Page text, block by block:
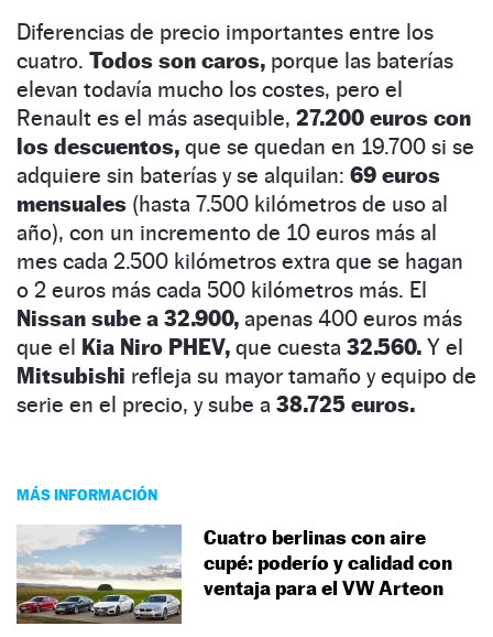
Diferencias de precio importantes entre los
cuatro. Todos son caros, porque las baterías
elevan todavía mucho los costes, pero el
Renault es el más asequible, 27.200 euros con
los descuentos, que se quedan en 19.700 si se
adquiere sin baterías y se alquilan: 69 euros
mensuales (hasta 7.500 kilómetros de uso al
año), con un incremento de 10 euros más al
mes cada 2.500 kilómetros extra que se hagan
o 2 euros más cada 500 kilómetros más. El
Nissan sube a 32.900, apenas 400 euros más
que el Kia Niro PHEV, que cuesta 32.560. Y el
Mitsubishi refleja su mayor tamaño y equipo de
serie en el precio, y sube a 38.725 euros.
MÁS INFORMACIÓN
Cuatro berlinas con aire
cupé: poderío y calidad con
ventaja para el VW Arteon